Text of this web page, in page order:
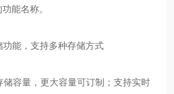
能名称。
能，支持多种存储方式
容量，更大容量可订制；支持实时